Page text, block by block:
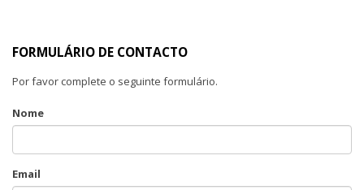
FORMULÁRIO DE CONTACTO
Por favor complete o seguinte formulário.
Nome
Email